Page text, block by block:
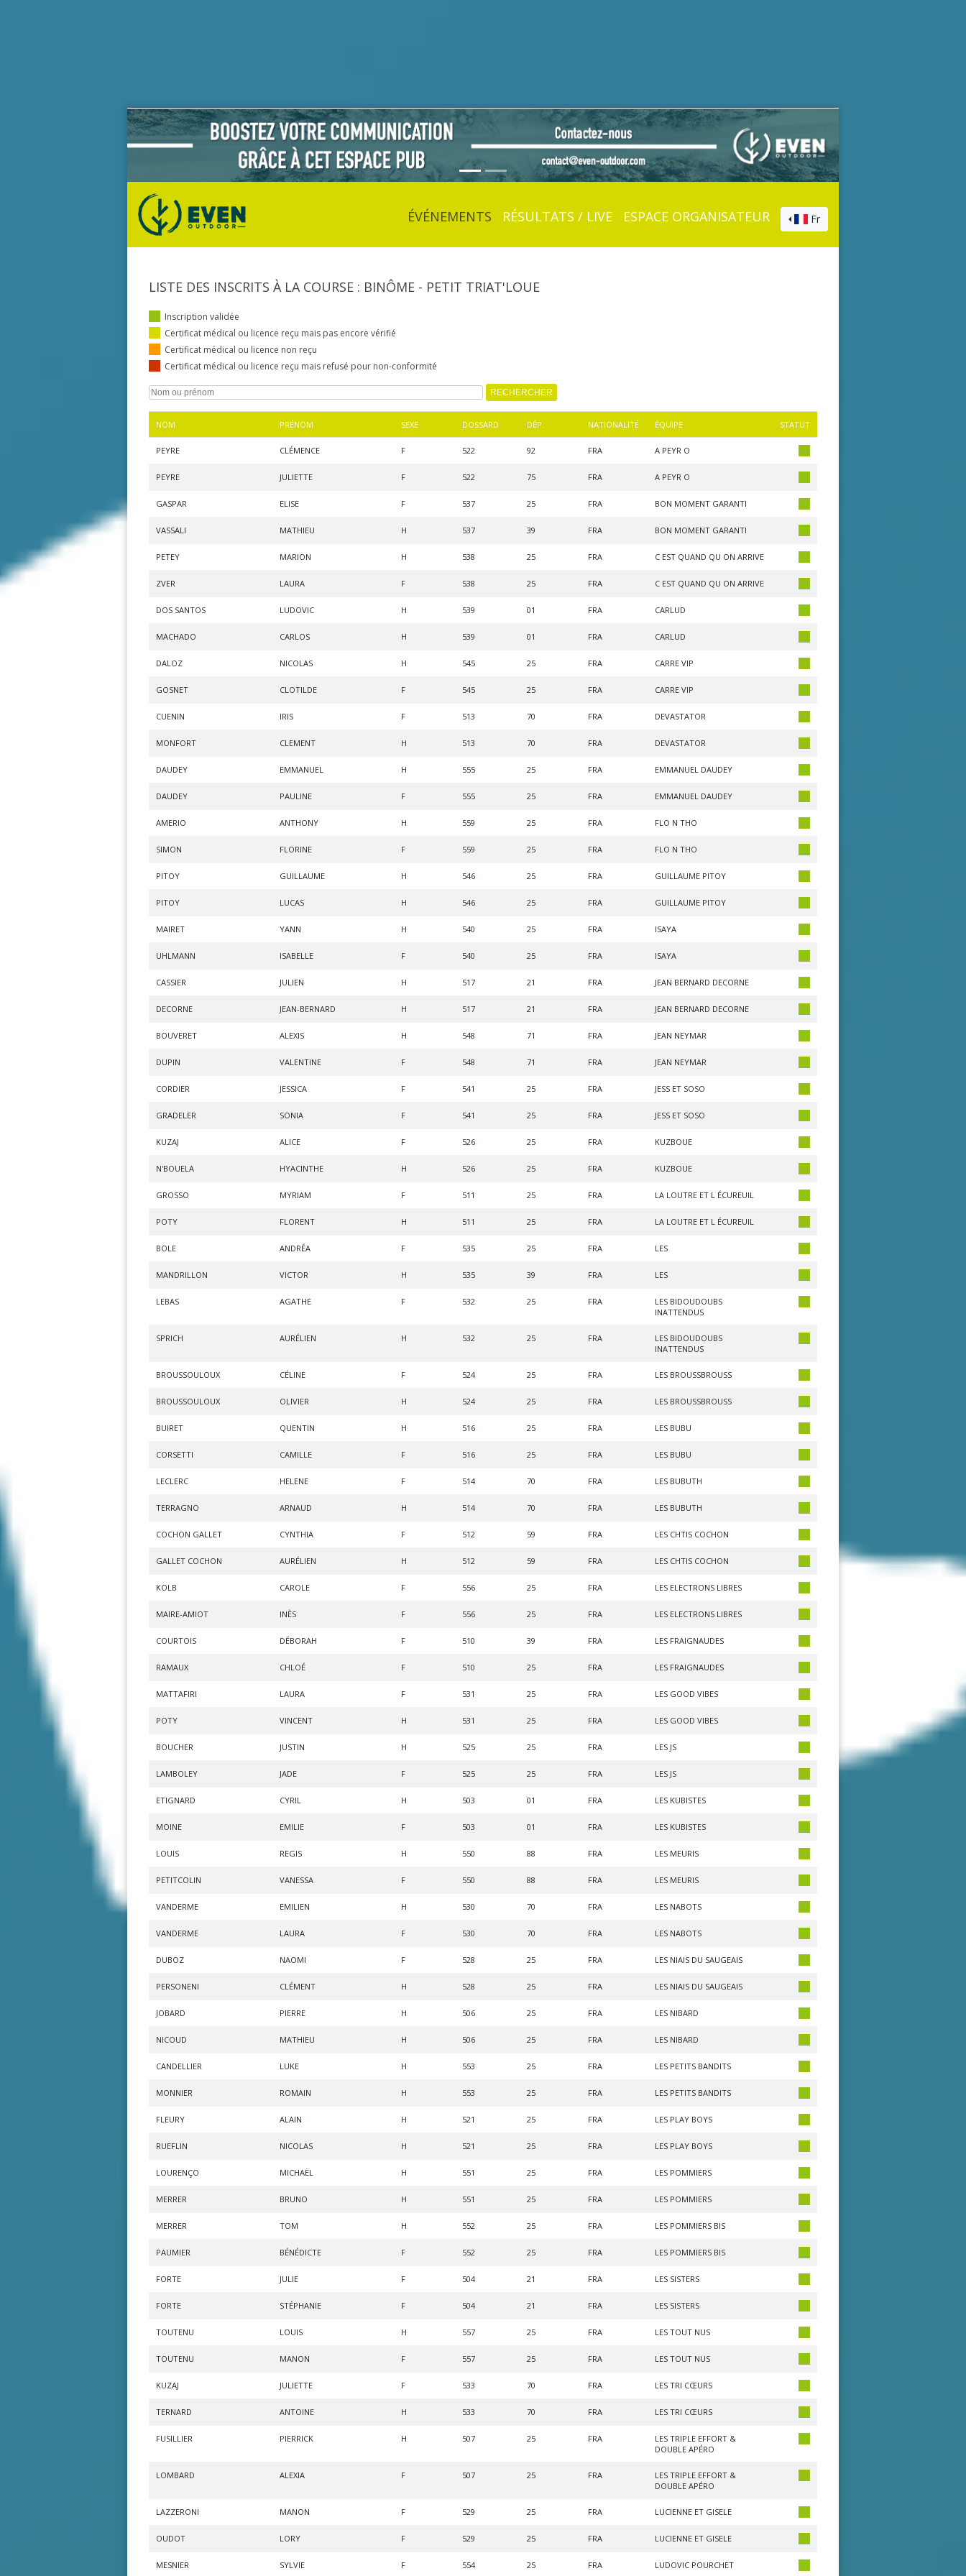
ÉVÉNEMENTS RÉSULTATS / LIVE ESPACE ORGANISATEUR Fr
LISTE DES INSCRITS À LA COURSE : BINÔME - PETIT TRIAT'LOUE
Inscription validée
Certificat médical ou licence reçu mais pas encore vérifié
Certificat médical ou licence non reçu
Certificat médical ou licence reçu mais refusé pour non-conformité
NOM PRÉNOM SEXE DOSSARD DÉP. NATIONALITÉ ÉQUIPE STATUT
PEYRE CLÉMENCE F 522 92 FRA A PEYR O
PEYRE JULIETTE F 522 75 FRA A PEYR O
GASPAR ELISE F 537 25 FRA BON MOMENT GARANTI
VASSALI MATHIEU H 537 39 FRA BON MOMENT GARANTI
PETEY MARION H 538 25 FRA C EST QUAND QU ON ARRIVE
ZVER LAURA F 538 25 FRA C EST QUAND QU ON ARRIVE
DOS SANTOS LUDOVIC H 539 01 FRA CARLUD
MACHADO CARLOS H 539 01 FRA CARLUD
DALOZ NICOLAS H 545 25 FRA CARRE VIP
GOSNET CLOTILDE F 545 25 FRA CARRE VIP
CUENIN IRIS F 513 70 FRA DEVASTATOR
MONFORT CLEMENT H 513 70 FRA DEVASTATOR
DAUDEY EMMANUEL H 555 25 FRA EMMANUEL DAUDEY
DAUDEY PAULINE F 555 25 FRA EMMANUEL DAUDEY
AMERIO ANTHONY H 559 25 FRA FLO N THO
SIMON FLORINE F 559 25 FRA FLO N THO
PITOY GUILLAUME H 546 25 FRA GUILLAUME PITOY
PITOY LUCAS H 546 25 FRA GUILLAUME PITOY
MAIRET YANN H 540 25 FRA ISAYA
UHLMANN ISABELLE F 540 25 FRA ISAYA
CASSIER JULIEN H 517 21 FRA JEAN BERNARD DECORNE
DECORNE JEAN-BERNARD H 517 21 FRA JEAN BERNARD DECORNE
BOUVERET ALEXIS H 548 71 FRA JEAN NEYMAR
DUPIN VALENTINE F 548 71 FRA JEAN NEYMAR
CORDIER JESSICA F 541 25 FRA JESS ET SOSO
GRADELER SONIA F 541 25 FRA JESS ET SOSO
KUZAJ ALICE F 526 25 FRA KUZBOUE
N'BOUELA HYACINTHE H 526 25 FRA KUZBOUE
GROSSO MYRIAM F 511 25 FRA LA LOUTRE ET L ÉCUREUIL
POTY FLORENT H 511 25 FRA LA LOUTRE ET L ÉCUREUIL
BOLE ANDRÉA F 535 25 FRA LES
MANDRILLON VICTOR H 535 39 FRA LES
LEBAS AGATHE F 532 25 FRA
LES BIDOUDOUBS
INATTENDUS
SPRICH AURÉLIEN H 532 25 FRA
LES BIDOUDOUBS
INATTENDUS
BROUSSOULOUX CÉLINE F 524 25 FRA LES BROUSSBROUSS
BROUSSOULOUX OLIVIER H 524 25 FRA LES BROUSSBROUSS
BUIRET QUENTIN H 516 25 FRA LES BUBU
CORSETTI CAMILLE F 516 25 FRA LES BUBU
LECLERC HELENE F 514 70 FRA LES BUBUTH
TERRAGNO ARNAUD H 514 70 FRA LES BUBUTH
COCHON GALLET CYNTHIA F 512 59 FRA LES CHTIS COCHON
GALLET COCHON AURÉLIEN H 512 59 FRA LES CHTIS COCHON
KOLB CAROLE F 556 25 FRA LES ELECTRONS LIBRES
MAIRE-AMIOT INÈS F 556 25 FRA LES ELECTRONS LIBRES
COURTOIS DÉBORAH F 510 39 FRA LES FRAIGNAUDES
RAMAUX CHLOÉ F 510 25 FRA LES FRAIGNAUDES
MATTAFIRI LAURA F 531 25 FRA LES GOOD VIBES
POTY VINCENT H 531 25 FRA LES GOOD VIBES
BOUCHER JUSTIN H 525 25 FRA LES JS
LAMBOLEY JADE F 525 25 FRA LES JS
ETIGNARD CYRIL H 503 01 FRA LES KUBISTES
MOINE EMILIE F 503 01 FRA LES KUBISTES
LOUIS REGIS H 550 88 FRA LES MEURIS
PETITCOLIN VANESSA F 550 88 FRA LES MEURIS
VANDERME EMILIEN H 530 70 FRA LES NABOTS
VANDERME LAURA F 530 70 FRA LES NABOTS
DUBOZ NAOMI F 528 25 FRA LES NIAIS DU SAUGEAIS
PERSONENI CLÉMENT H 528 25 FRA LES NIAIS DU SAUGEAIS
JOBARD PIERRE H 506 25 FRA LES NIBARD
NICOUD MATHIEU H 506 25 FRA LES NIBARD
CANDELLIER LUKE H 553 25 FRA LES PETITS BANDITS
MONNIER ROMAIN H 553 25 FRA LES PETITS BANDITS
FLEURY ALAIN H 521 25 FRA LES PLAY BOYS
RUEFLIN NICOLAS H 521 25 FRA LES PLAY BOYS
LOURENÇO MICHAËL H 551 25 FRA LES POMMIERS
MERRER BRUNO H 551 25 FRA LES POMMIERS
MERRER TOM H 552 25 FRA LES POMMIERS BIS
PAUMIER BÉNÉDICTE F 552 25 FRA LES POMMIERS BIS
FORTE JULIE F 504 21 FRA LES SISTERS
FORTE STÉPHANIE F 504 21 FRA LES SISTERS
TOUTENU LOUIS H 557 25 FRA LES TOUT NUS
TOUTENU MANON F 557 25 FRA LES TOUT NUS
KUZAJ JULIETTE F 533 70 FRA LES TRI CŒURS
TERNARD ANTOINE H 533 70 FRA LES TRI CŒURS
FUSILLIER PIERRICK H 507 25 FRA
LES TRIPLE EFFORT &
DOUBLE APÉRO
LOMBARD ALEXIA F 507 25 FRA
LES TRIPLE EFFORT &
DOUBLE APÉRO
LAZZERONI MANON F 529 25 FRA LUCIENNE ET GISELE
OUDOT LORY F 529 25 FRA LUCIENNE ET GISELE
MESNIER SYLVIE F 554 25 FRA LUDOVIC POURCHET